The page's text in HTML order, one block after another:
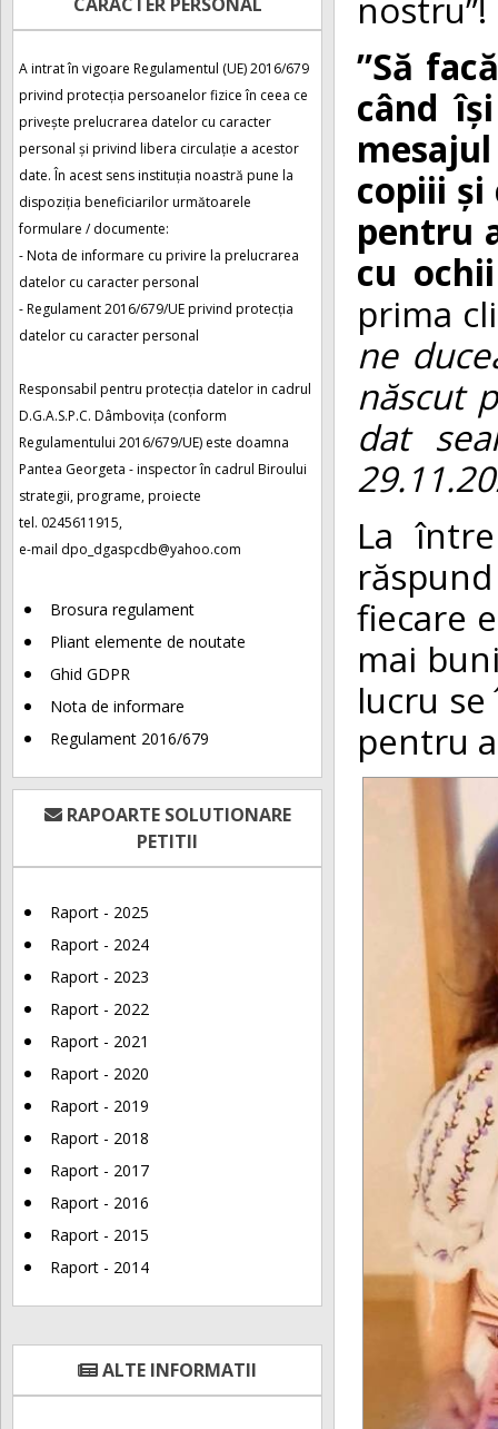
A intrat în vigoare Regulamentul (UE) 2016/679
privind protecția persoanelor fizice în ceea ce
privește prelucrarea datelor cu caracter
personal și privind libera circulație a acestor
date. În acest sens instituția noastră pune la
dispoziția beneficiarilor următoarele
formulare / documente:
- Nota de informare cu privire la prelucrarea
datelor cu caracter personal
- Regulament 2016/679/UE privind protecția
datelor cu caracter personal
Responsabil pentru protecția datelor in cadrul
D.G.A.S.P.C. Dâmbovița (conform
Regulamentului 2016/679/UE) este doamna
Pantea Georgeta - inspector în cadrul Biroului
strategii, programe, proiecte
tel. 0245611915,
e-mail dpo_dgaspcdb@yahoo.com
Brosura regulament
Pliant elemente de noutate
Ghid GDPR
Nota de informare
Regulament 2016/679
RAPOARTE SOLUTIONARE
PETITII
Raport - 2025
Raport - 2024
Raport - 2023
Raport - 2022
Raport - 2021
Raport - 2020
Raport - 2019
Raport - 2018
Raport - 2017
Raport - 2016
Raport - 2015
Raport - 2014
ALTE INFORMATII
”Să
când
copiii și
pentru
cu
prima
ne
născut
dat
La
fiecare
mai
lucru
pentru